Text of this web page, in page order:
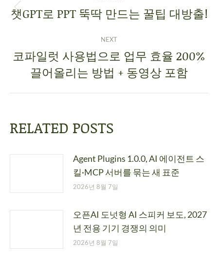
챗GPT로 PPT 뚝딱 만드는 꿀팁 대방출!
NEXT
코파일럿 사용법으로 업무 효율 200%
끌어올리는 방법 + 동영상 포함
RELATED POSTS
Agent Plugins 1.0.0, AI 에이전트 스
킬·MCP 서버를 묶는 새 표준
2026년 8월 7일
오픈AI 도넛형 AI 스피커 보도, 2027
년 전용 기기 경쟁의 의미
2026년 8월 7일